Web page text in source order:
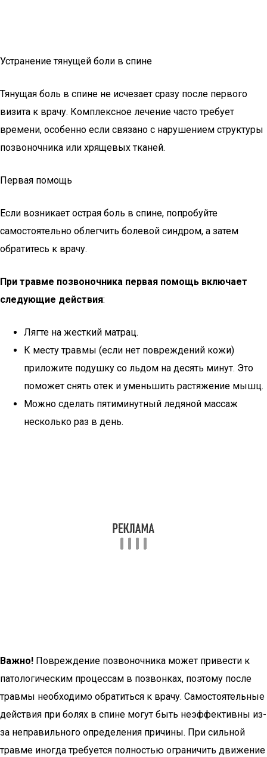
Устранение тянущей боли в спине
Тянущая боль в спине не исчезает сразу после первого
визита к врачу. Комплексное лечение часто требует
времени, особенно если связано с нарушением структуры
позвоночника или хрящевых тканей.
Первая помощь
Если возникает острая боль в спине, попробуйте
самостоятельно облегчить болевой синдром, а затем
обратитесь к врачу.
При травме позвоночника первая помощь включает
следующие действия:
Лягте на жесткий матрац.
К месту травмы (если нет повреждений кожи)
приложите подушку со льдом на десять минут. Это
поможет снять отек и уменьшить растяжение мышц.
Можно сделать пятиминутный ледяной массаж
несколько раз в день.
Важно! Повреждение позвоночника может привести к
патологическим процессам в позвонках, поэтому после
травмы необходимо обратиться к врачу. Самостоятельные
действия при болях в спине могут быть неэффективны из-
за неправильного определения причины. При сильной
травме иногда требуется полностью ограничить движение